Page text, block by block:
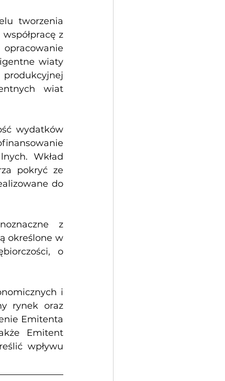
tworzenia
z
wiaty
wiat
wydatków
Wkład
pokryć ze
do
z
określone w
o
i
rynek oraz
Emitenta
Emitent
wpływu